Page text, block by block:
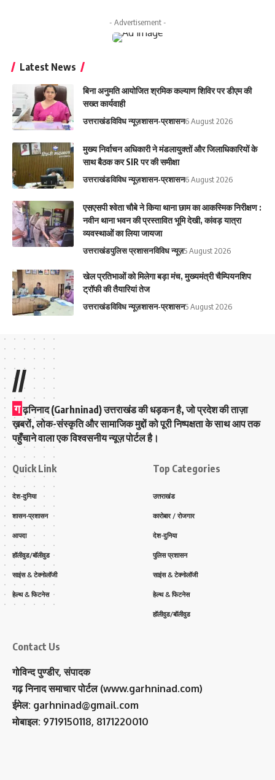
- Advertisement -
Latest News
बिना अनुमति आयोजित श्रमिक कल्याण शिविर पर डीएम की
सख्त कार्यवाही
उत्तराखंडविविध न्यूज़शासन-प्रशासन6 August 2026
मुख्य निर्वाचन अधिकारी ने मंडलायुक्तों और जिलाधिकारियों के
साथ बैठक कर SIR पर की समीक्षा
उत्तराखंडविविध न्यूज़शासन-प्रशासन6 August 2026
एसएसपी श्वेता चौबे ने किया थाना छाम का आकस्मिक निरीक्षण :
नवीन थाना भवन की प्रस्तावित भूमि देखी, कांवड़ यात्रा
व्यवस्थाओं का लिया जायजा
उत्तराखंडपुलिस प्रशासनविविध न्यूज़5 August 2026
‎खेल प्रतिभाओं को मिलेगा बड़ा मंच, मुख्यमंत्री चैम्पियनशिप
ट्रॉफी की तैयारियां तेज
उत्तराखंडविविध न्यूज़शासन-प्रशासन5 August 2026
//
ग ढ़निनाद (Garhninad) उत्तराखंड की धड़कन है, जो प्रदेश की ताज़ा
ख़बरों, लोक-संस्कृति और सामाजिक मुद्दों को पूरी निष्पक्षता के साथ आप तक
पहुँचाने वाला एक विश्वसनीय न्यूज़ पोर्टल है।
Quick Link
देश-दुनिया
शासन-प्रशासन
आपदा
हॉलीवुड/बॉलीवुड
साइंस & टेक्नोलॉजी
हेल्थ & फिटनेस
Top Categories
उत्तराखंड
कारोबार / रोजगार
देश-दुनिया
पुलिस प्रशासन
साइंस & टेक्नोलॉजी
हेल्थ & फिटनेस
हॉलीवुड/बॉलीवुड
Contact Us
गोविन्द पुण्डीर, संपादक
गढ़ निनाद समाचार पोर्टल (www.garhninad.com)
ईमेल: garhninad@gmail.com
मोबाइल: 9719150118, 8171220010